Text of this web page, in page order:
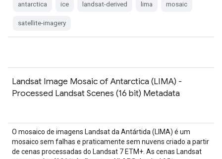
antarctica ice landsat-derived lima mosaic
satellite-imagery
Landsat Image Mosaic of Antarctica (LIMA) -
Processed Landsat Scenes (16 bit) Metadata
O mosaico de imagens Landsat da Antártida (LIMA) é um
mosaico sem falhas e praticamente sem nuvens criado a partir
de cenas processadas do Landsat 7 ETM+. As cenas Landsat